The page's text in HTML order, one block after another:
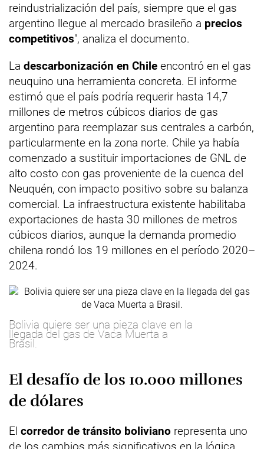
reindustrialización del país, siempre que el gas
argentino llegue al mercado brasileño a precios
competitivos", analiza el documento.
La descarbonización en Chile encontró en el gas
neuquino una herramienta concreta. El informe
estimó que el país podría requerir hasta 14,7
millones de metros cúbicos diarios de gas
argentino para reemplazar sus centrales a carbón,
particularmente en la zona norte. Chile ya había
comenzado a sustituir importaciones de GNL de
alto costo con gas proveniente de la cuenca del
Neuquén, con impacto positivo sobre su balanza
comercial. La infraestructura existente habilitaba
exportaciones de hasta 30 millones de metros
cúbicos diarios, aunque la demanda promedio
chilena rondó los 19 millones en el período 2020–
2024.
Bolivia quiere ser una pieza clave en la
llegada del gas de Vaca Muerta a
Brasil.
El desafío de los 10.000 millones
de dólares
El corredor de tránsito boliviano representa uno